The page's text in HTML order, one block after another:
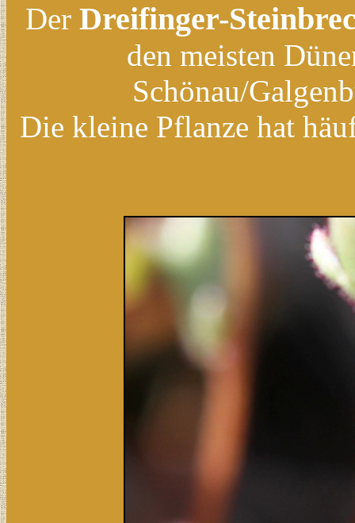
Der Dreifinger-
den meisten
Schönau/
Die kleine Pflanze hat